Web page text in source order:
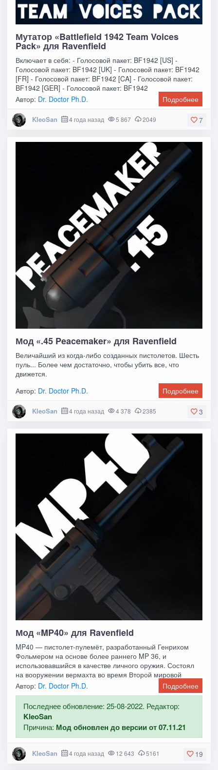
Мутатор «Battlefield 1942 Team Voices
Pack» для Ravenfield
Включает в себя: - Голосовой пакет: BF1942 [US] -
Голосовой пакет: BF1942 [UK] - Голосовой пакет: BF1942
[FR] - Голосовой пакет: BF1942 [CA] - Голосовой пакет:
BF1942 [GER] - Голосовой пакет: BF1942
Автор: Dr. Doctor Ph.D. Подробнее
7
KleoSan 4 года назад 5 867 2049
Мод «.45 Peacemaker» для Ravenfield
Величайший из когда-либо созданных пистолетов. Шесть
пуль... Более чем достаточно, чтобы убить все, что
движется.
Автор: Dr. Doctor Ph.D. Подробнее
3
KleoSan 4 года назад 4 378 2385
Мод «MP40» для Ravenfield
MP40 — пистолет-пулемёт, разработанный Генрихом
Фольмером на основе более раннего MP 36, и
использовавшийся в качестве личного оружия. Состоял
на вооружении вермахта во время Второй мировой
войны.
Автор: Dr. Doctor Ph.D. Подробнее
Последнее обновление: 25-08-2022. Редактор:
KleoSan
Причина: Мод обновлен до версии от 07.11.21
19
KleoSan 4 года назад 12 643 5161